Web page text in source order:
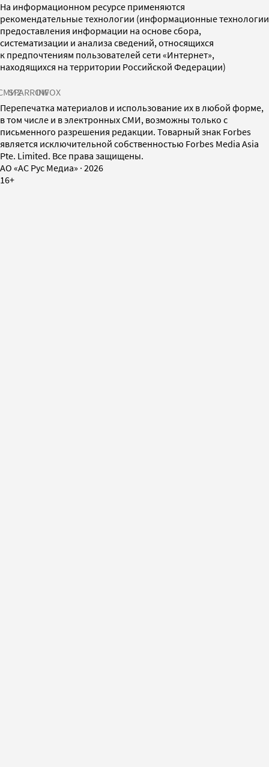
На информационном ресурсе применяются
рекомендательные технологии (информационные технологии
предоставления информации на основе сбора,
систематизации и анализа сведений, относящихся
к предпочтениям пользователей сети «Интернет»,
находящихся на территории Российской Федерации)
SPARROWINFOX
Перепечатка материалов и использование их в любой форме,
в том числе и в электронных СМИ, возможны только с
письменного разрешения редакции. Товарный знак Forbes
является исключительной собственностью Forbes Media Asia
Pte. Limited. Все права защищены.
AO «АС Рус Медиа» · 2026
16+